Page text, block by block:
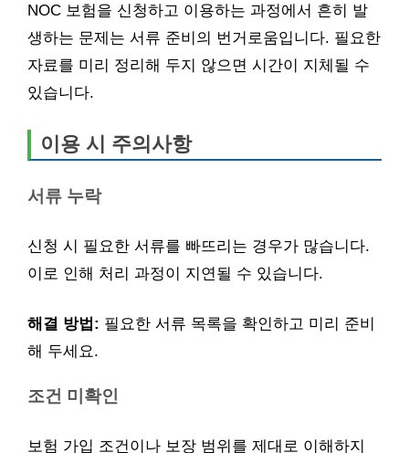
NOC 보험을 신청하고 이용하는 과정에서 흔히 발
생하는 문제는 서류 준비의 번거로움입니다. 필요한
자료를 미리 정리해 두지 않으면 시간이 지체될 수
있습니다.
이용 시 주의사항
서류 누락
신청 시 필요한 서류를 빠뜨리는 경우가 많습니다.
이로 인해 처리 과정이 지연될 수 있습니다.
해결 방법: 필요한 서류 목록을 확인하고 미리 준비
해 두세요.
조건 미확인
보험 가입 조건이나 보장 범위를 제대로 이해하지